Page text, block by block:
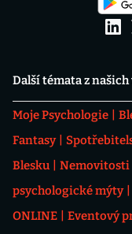
Další témata z našich
Moje Psychologie
Fantasy
Blesku
Nemovitosti
psychologické mýty
ONLINE
Eventový